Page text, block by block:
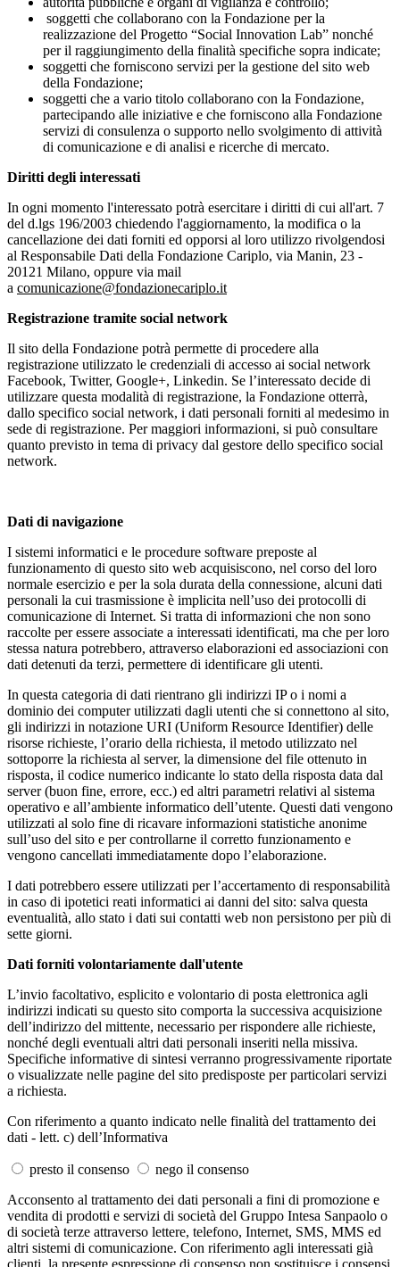
soggetti che collaborano con la Fondazione per la
realizzazione del Progetto “Social Innovation Lab” nonché
per il raggiungimento della finalità specifiche sopra indicate;
soggetti che forniscono servizi per la gestione del sito web
della Fondazione;
soggetti che a vario titolo collaborano con la Fondazione,
partecipando alle iniziative e che forniscono alla Fondazione
servizi di consulenza o supporto nello svolgimento di attività
di comunicazione e di analisi e ricerche di mercato.
Diritti degli interessati
In ogni momento l'interessato potrà esercitare i diritti di cui all'art. 7
del d.lgs 196/2003 chiedendo l'aggiornamento, la modifica o la
cancellazione dei dati forniti ed opporsi al loro utilizzo rivolgendosi
al Responsabile Dati della Fondazione Cariplo, via Manin, 23 -
20121 Milano, oppure via mail
a comunicazione@fondazionecariplo.it
Registrazione tramite social network
Il sito della Fondazione potrà permette di procedere alla
registrazione utilizzato le credenziali di accesso ai social network
Facebook, Twitter, Google+, Linkedin. Se l’interessato decide di
utilizzare questa modalità di registrazione, la Fondazione otterrà,
dallo specifico social network, i dati personali forniti al medesimo in
sede di registrazione. Per maggiori informazioni, si può consultare
quanto previsto in tema di privacy dal gestore dello specifico social
network.
Dati di navigazione
I sistemi informatici e le procedure software preposte al
funzionamento di questo sito web acquisiscono, nel corso del loro
normale esercizio e per la sola durata della connessione, alcuni dati
personali la cui trasmissione è implicita nell’uso dei protocolli di
comunicazione di Internet. Si tratta di informazioni che non sono
raccolte per essere associate a interessati identificati, ma che per loro
stessa natura potrebbero, attraverso elaborazioni ed associazioni con
dati detenuti da terzi, permettere di identificare gli utenti.
In questa categoria di dati rientrano gli indirizzi IP o i nomi a
dominio dei computer utilizzati dagli utenti che si connettono al sito,
gli indirizzi in notazione URI (Uniform Resource Identifier) delle
risorse richieste, l’orario della richiesta, il metodo utilizzato nel
sottoporre la richiesta al server, la dimensione del file ottenuto in
risposta, il codice numerico indicante lo stato della risposta data dal
server (buon fine, errore, ecc.) ed altri parametri relativi al sistema
operativo e all’ambiente informatico dell’utente. Questi dati vengono
utilizzati al solo fine di ricavare informazioni statistiche anonime
sull’uso del sito e per controllarne il corretto funzionamento e
vengono cancellati immediatamente dopo l’elaborazione.
I dati potrebbero essere utilizzati per l’accertamento di responsabilità
in caso di ipotetici reati informatici ai danni del sito: salva questa
eventualità, allo stato i dati sui contatti web non persistono per più di
sette giorni.
Dati forniti volontariamente dall'utente
L’invio facoltativo, esplicito e volontario di posta elettronica agli
indirizzi indicati su questo sito comporta la successiva acquisizione
dell’indirizzo del mittente, necessario per rispondere alle richieste,
nonché degli eventuali altri dati personali inseriti nella missiva.
Specifiche informative di sintesi verranno progressivamente riportate
o visualizzate nelle pagine del sito predisposte per particolari servizi
a richiesta.
Con riferimento a quanto indicato nelle finalità del trattamento dei
dati - lett. c) dell’Informativa
presto il consenso
nego il consenso
Acconsento al trattamento dei dati personali a fini di promozione e
vendita di prodotti e servizi di società del Gruppo Intesa Sanpaolo o
di società terze attraverso lettere, telefono, Internet, SMS, MMS ed
altri sistemi di comunicazione. Con riferimento agli interessati già